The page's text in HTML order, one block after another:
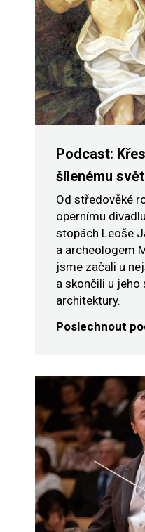
Podcast:
šílenému
Od středověké
opernímu
stopách Leoše
a archeologem
jsme začali u
a skončili u jeho
architektury.
Poslechnout